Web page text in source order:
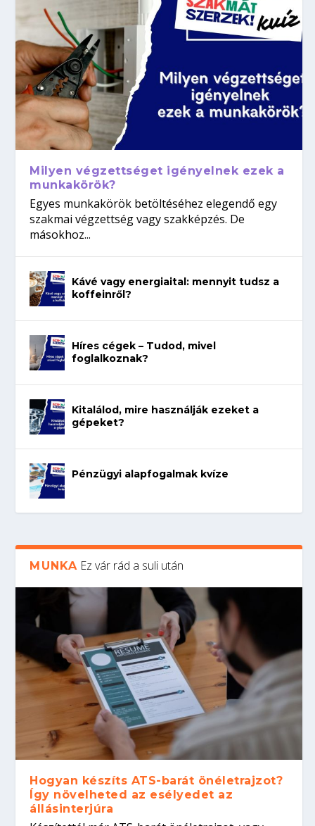
Milyen végzettséget igényelnek ezek a
munkakörök?
Egyes munkakörök betöltéséhez elegendő egy
szakmai végzettség vagy szakképzés. De
másokhoz...
Kávé vagy energiaital: mennyit tudsz a
koffeinről?
Híres cégek – Tudod, mivel
foglalkoznak?
Kitalálod, mire használják ezeket a
gépeket?
Pénzügyi alapfogalmak kvíze
MUNKA Ez vár rád a suli után
Hogyan készíts ATS-barát önéletrajzot?
Így növelheted az esélyedet az
állásinterjúra